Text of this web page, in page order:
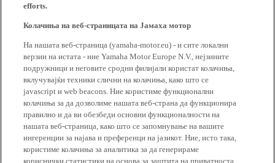
efforts.
Колачиња на веб-страницата на Јамаха мотор
На нашата веб-страница (yamaha-motor.eu) - и сите локални
верзии на истата - ние Yamaha Motor Europe N.V., нејзините
подружници и неговите сродни филијали користат колачиња,
вклучувајќи техники слични на колачиња, како што се
javascript и web beacons. Ние користиме функционални
колачиња за да дозволиме нашата веб-страна да функционира
правилно и да ви обезбеди основни функционалности на
нашата веб-страница, како што се запомнување на вашите
ингеренции за најава и преференци на јазикот. Ние, исто така,
користиме колачиња за аналитика за да генерираме
кориснички статистики на основа за заштита на приватноста